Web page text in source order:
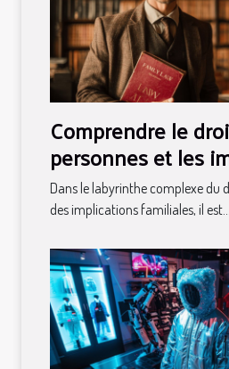
Comprendre le
personnes et les
familiales
Dans le labyrinthe complexe du
des implications familiales, il est...